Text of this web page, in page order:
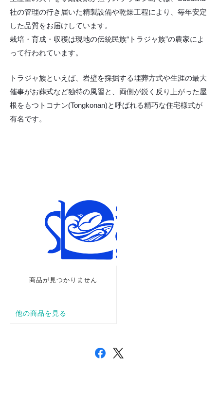
社の管理の行き届いた精製設備や乾燥工程により、毎年安定
した品質をお届けしています。
栽培・育成・収穫は現地の伝統民族“トラジャ族”の農家によ
って行われています。
トラジャ族といえば、岩壁を採掘する埋葬方式や生涯の最大
催事がお葬式など独特の風習と、両側が鋭く反り上がった屋
根をもつトコナン(Tongkonan)と呼ばれる精巧な住宅様式が
有名です。